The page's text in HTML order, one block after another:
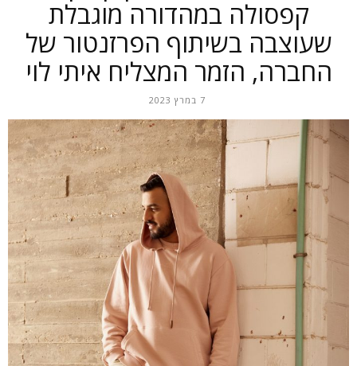
קפסולה במהדורה מוגבלת
שעוצבה בשיתוף הפרזנטור של
החברה, הזמר המצליח איתי לוי
7 במרץ 2023